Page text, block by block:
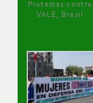
Protestas contra
VALE, Brasil